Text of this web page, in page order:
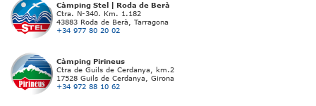
Càmping Stel | Roda de Berà
Ctra. N-340. Km. 1.182
43883 Roda de Berà, Tarragona
+34 977 80 20 02
Càmping Pirineus
Ctra de Guils de Cerdanya, km.2
17528 Guils de Cerdanya, Girona
+34 972 88 10 62